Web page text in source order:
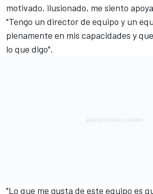
motivado, ilusionado, me siento
"Tengo un director de equipo y un
plenamente en mis capacidades y
lo que digo".
"Lo que me gusta de este equipo es